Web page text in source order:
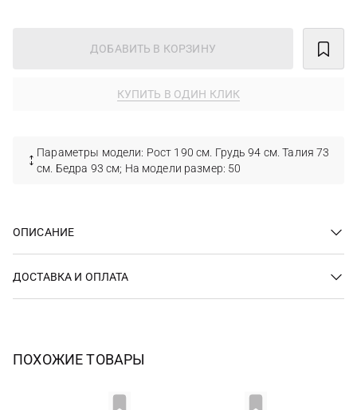
ДОБАВИТЬ В КОРЗИНУ
КУПИТЬ В ОДИН КЛИК
Параметры модели: Рост 190 см. Грудь 94 см. Талия 73
см. Бедра 93 см; На модели размер: 50
ОПИСАНИЕ
ДОСТАВКА И ОПЛАТА
ПОХОЖИЕ ТОВАРЫ